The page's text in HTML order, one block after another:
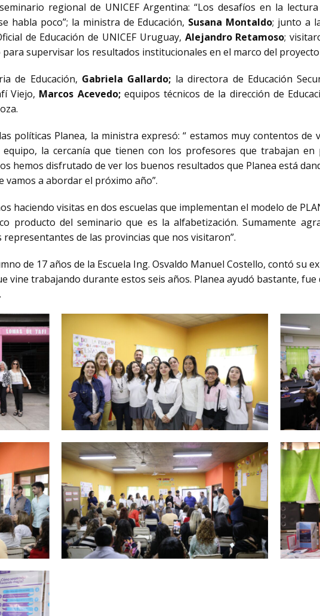
regional de UNICEF Argentina: “Los desafíos en la
habla poco”; la ministra de Educación, Susana Montaldo; junto a
de Educación de UNICEF Uruguay, Alejandro Retamoso;
supervisar los resultados institucionales en el marco del proyecto
de Educación, Gabriela Gallardo; la directora de Educación
Viejo, Marcos Acevedo; equipos técnicos de la dirección de
políticas Planea, la ministra expresó: “ estamos muy contentos de
la cercanía que tienen con los profesores que trabajan en
hemos disfrutado de ver los buenos resultados que Planea está
vamos a abordar el próximo año”.
haciendo visitas en dos escuelas que implementan el modelo de
producto del seminario que es la alfabetización. Sumamente
de las provincias que nos visitaron”.
de 17 años de la Escuela Ing. Osvaldo Manuel Costello, contó su
vine trabajando durante estos seis años. Planea ayudó bastante, fue